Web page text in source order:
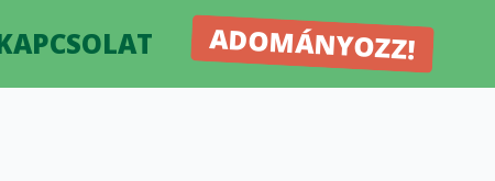
ADOMÁNYOZZ!